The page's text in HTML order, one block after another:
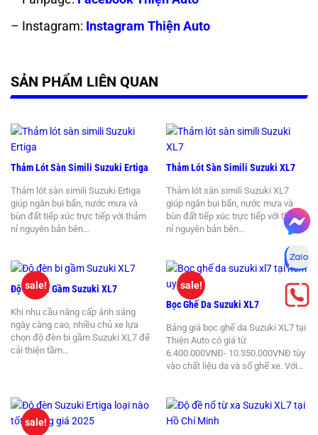
– Instagram: Instagram Thiện Auto
SẢN PHẨM LIÊN QUAN
Thảm Lót Sàn Simili Suzuki Ertiga
Thảm lót sàn simili Suzuki Ertiga
giúp ngăn bụi bẩn, nước mưa và
bùn đất tiếp xúc trực tiếp với thảm
nỉ nguyên bản bên…
Thảm Lót Sàn Simili Suzuki XL7
Thảm lót sàn simili Suzuki XL7
giúp ngăn bụi bẩn, nước mưa và
bùn đất tiếp xúc trực tiếp với thảm
nỉ nguyên bản bên…
Độ Đèn Bi Gầm Suzuki XL7
Khi nhu cầu nâng cấp ánh sáng
ngày càng cao, nhiều chủ xe lựa
chọn độ đèn bi gầm Suzuki XL7 để
cải thiện tầm…
sale!
Bọc Ghế Da Suzuki XL7
Bảng giá bọc ghế da Suzuki XL7 tại
Thiện Auto có giá từ
6.400.000VNĐ- 10.350.000VNĐ tùy
vào chất liệu da và số ghế xe. Với…
sale!
sale!